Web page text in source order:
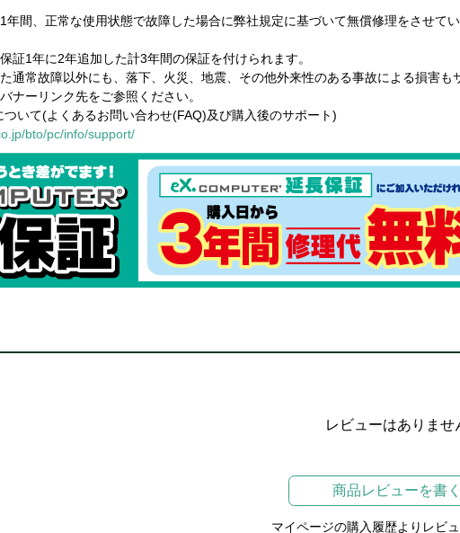
間、正常な使用状態で故障した場合に弊社規定に基づいて無償修理をさせてい
1年に2年追加した計3年間の保証を付けられます。
常故障以外にも、落下、火災、地震、その他外来性のある事故による損害も
ーリンク先をご参照ください。
いて(よくあるお問い合わせ(FAQ)及び購入後のサポート)
bto/pc/info/support/
レビューはありませ
商品レビューを書く
マイページの購入履歴よりレビ